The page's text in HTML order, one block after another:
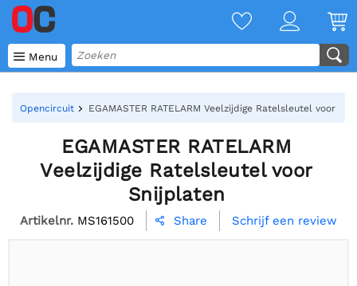
 Menu
Opencircuit EGAMASTER RATELARM Veelzijdige Ratelsleutel voor
EGAMASTER RATELARM
Veelzijdige Ratelsleutel voor
Snijplaten
Artikelnr. MS161500  Share Schrijf een review